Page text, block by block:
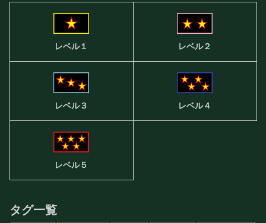
レベル１ レベル２
レベル３ レベル４
レベル５
タグ一覧